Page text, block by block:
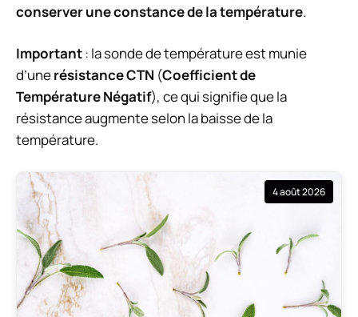
conserver une constance de la température.
Important: la sonde de température est munie
d’unerésistance CTN (Coefficient de
Température Négatif), ce qui signifie que la
résistance augmente selon la baisse de la
température.
4 août 2026